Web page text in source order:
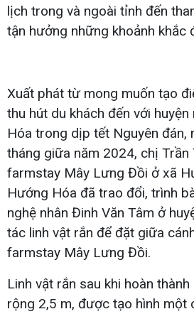
lịch trong và ngoài tỉnh đến
tận hưởng những khoảnh khắc
Xuất phát từ mong muốn tạo
thu hút du khách đến với
Hóa trong dịp tết Nguyên đán,
tháng giữa năm 2024, chị Trần
farmstay Mây Lưng Đồi ở xã
Hướng Hóa đã trao đổi, trình
nghệ nhân Đinh Văn Tâm ở
tác linh vật rắn để đặt giữa
farmstay Mây Lưng Đồi.
Linh vật rắn sau khi hoàn
rộng 2,5 m, được tạo hình một